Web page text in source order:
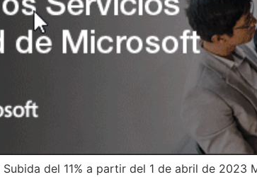
del 11% a partir del 1 de abril de